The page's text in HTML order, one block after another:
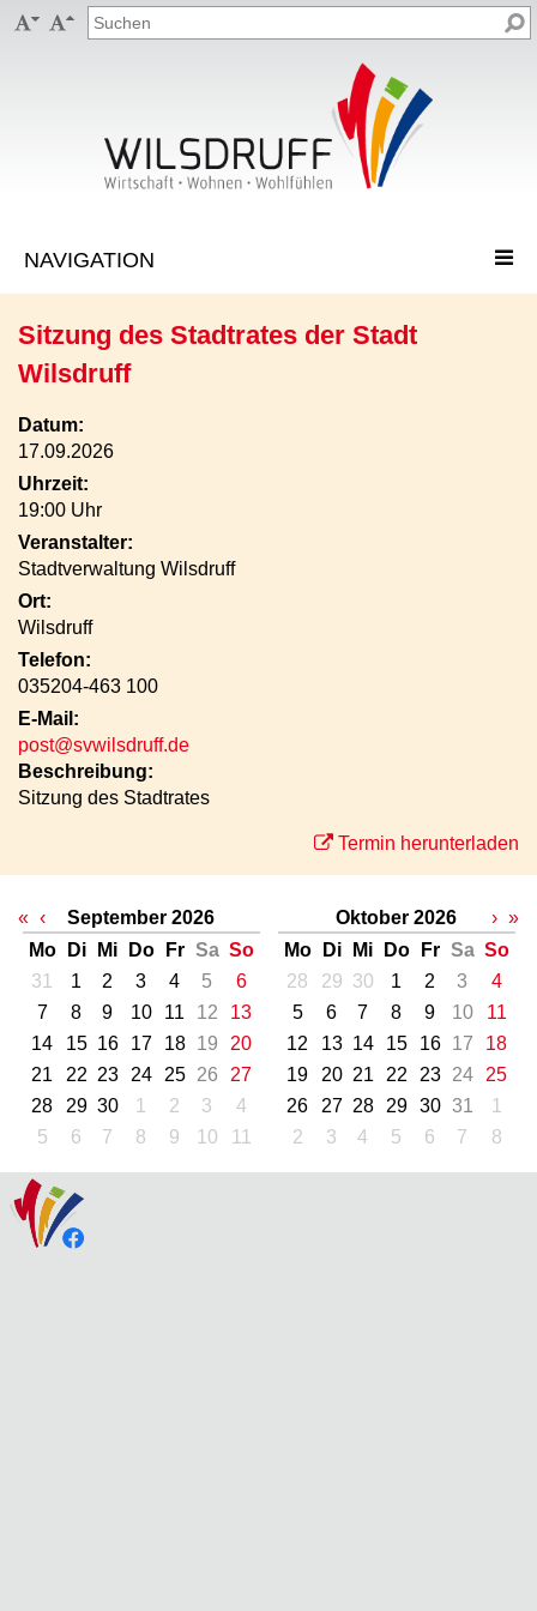
 
Sitzung des Stadtrates der Stadt
Wilsdruff
Datum:
17.09.2026
Uhrzeit:
19:00 Uhr
Veranstalter:
Stadtverwaltung Wilsdruff
Ort:
Wilsdruff
Telefon:
035204-463 100
E-Mail:
post@svwilsdruff.de
Beschreibung:
Sitzung des Stadtrates
Termin herunterladen
« ‹
September 2026
Mo
Di Mi Do Fr Sa So
31
1 2 3 4 5
6
7
8 9 10 11 12
13
14
15 16 17 18 19
20
21
22 23 24 25 26
27
28
29 30 1 2 3
4
5
6 7 8 9 10 11
Oktober 2026
Mo
Di Mi Do Fr Sa So
28
29 30 1 2 3
4
5
6 7 8 9 10
11
12
13 14 15 16 17
18
19
20 21 22 23 24
25
26
27 28 29 30 31
1
2
3 4 5 6 7 8
› »